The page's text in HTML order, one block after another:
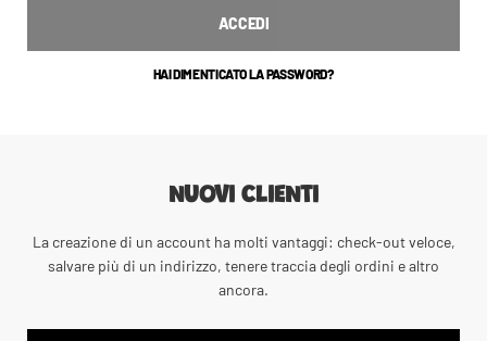
ACCEDI
HAI DIMENTICATO LA PASSWORD?
NUOVI CLIENTI
La creazione di un account ha molti vantaggi: check-out veloce,
salvare più di un indirizzo, tenere traccia degli ordini e altro
ancora.